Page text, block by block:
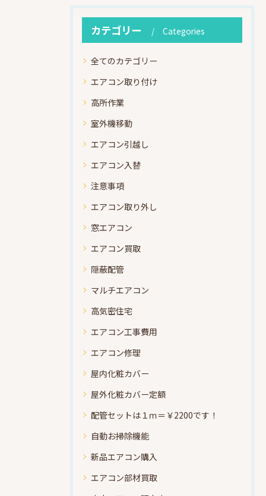
カテゴリー Categories
全てのカテゴリー
エアコン取り付け
高所作業
室外機移動
エアコン引越し
エアコン入替
注意事項
エアコン取り外し
窓エアコン
エアコン買取
隠蔽配管
マルチエアコン
高気密住宅
エアコン工事費用
エアコン修理
屋内化粧カバー
屋外化粧カバー定額
配管セットは１ｍ＝￥2200です！
自動お掃除機能
新品エアコン購入
エアコン部材買取